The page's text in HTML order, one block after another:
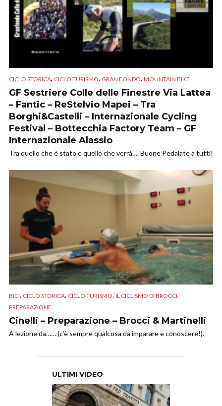
CICLO STORICA, CICLO TURISMO, GRAN FONDO, MOUNTAIN BIKE
GF Sestriere Colle delle Finestre Via Lattea
– Fantic – ReStelvio Mapei – Tra
Borghi&Castelli – Internazionale Cycling
Festival – Bottecchia Factory Team – GF
Internazionale Alassio
Tra quello che è stato e quello che verrà…. Buone Pedalate a tutti!
BICI, CICLO STORICA, CICLO TURISMO, IL CICLISMO DI BROCCI,
PREPARAZIONE
Cinelli – Preparazione – Brocci & Martinelli
A lezione da…… (c’è sempre qualcosa da imparare e conoscere!).
ULTIMI VIDEO